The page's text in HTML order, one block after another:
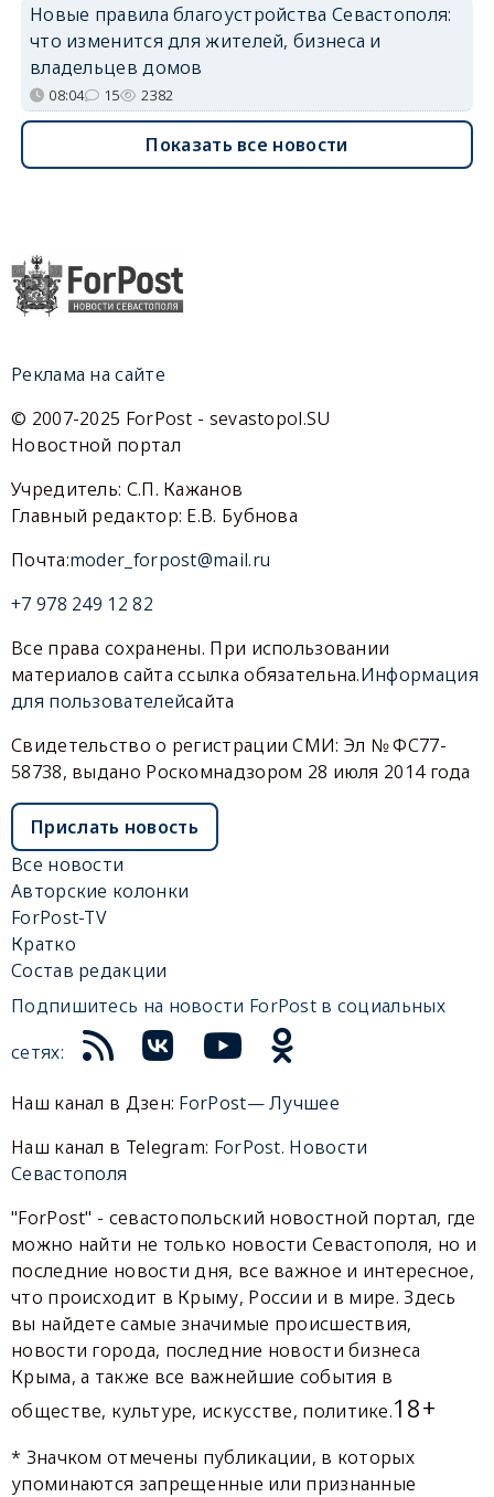
Новые правила благоустройства Севастополя:
что изменится для жителей, бизнеса и
владельцев домов
08:04 15 2382
Показать все новости
Реклама на сайте
© 2007-2025 ForPost - sevastopol.SU
Новостной портал
Учредитель: С.П. Кажанов
Главный редактор: Е.В. Бубнова
Почта:moder_forpost@mail.ru
+7 978 249 12 82
Все права сохранены. При использовании
материалов сайта ссылка обязательна.Информация
для пользователейсайта
Свидетельство о регистрации СМИ: Эл № ФС77-
58738, выдано Роскомнадзором 28 июля 2014 года
Прислать новость
Все новости
Авторские колонки
ForPost-TV
Кратко
Состав редакции
Подпишитесь на новости ForPost в социальных
сетях:
Наш канал в Дзен: ForPost— Лучшее
Наш канал в Telegram: ForPost. Новости
Севастополя
"ForPost" - севастопольский новостной портал, где
можно найти не только новости Севастополя, но и
последние новости дня, все важное и интересное,
что происходит в Крыму, России и в мире. Здесь
вы найдете самые значимые происшествия,
новости города, последние новости бизнеса
Крыма, а также все важнейшие события в
обществе, культуре, искусстве, политике.18+
* Значком отмечены публикации, в которых
упоминаются запрещенные или признанные